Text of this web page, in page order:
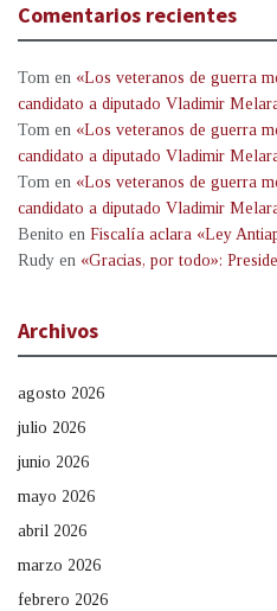
Comentarios recientes
Tom en «Los veteranos de guerra
candidato a diputado Vladimir
Tom en «Los veteranos de guerra
candidato a diputado Vladimir
Tom en «Los veteranos de guerra
candidato a diputado Vladimir
Benito en Fiscalía aclara «Ley
Rudy en «Gracias, por todo»:
Archivos
agosto 2026
julio 2026
junio 2026
mayo 2026
abril 2026
marzo 2026
febrero 2026